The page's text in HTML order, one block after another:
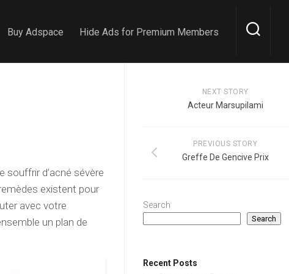
Buy Adspace Hide Ads for Premium Members
souffrir d’acné sévère
existent pour
avec votre
un plan de
NEXT STORY
Acteur Marsupilami
PREVIOUS STORY
Greffe De Gencive Prix
Search
Search
Recent Posts